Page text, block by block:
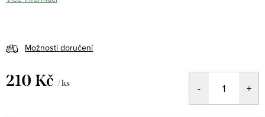
Možnosti doručení
210 Kč / ks